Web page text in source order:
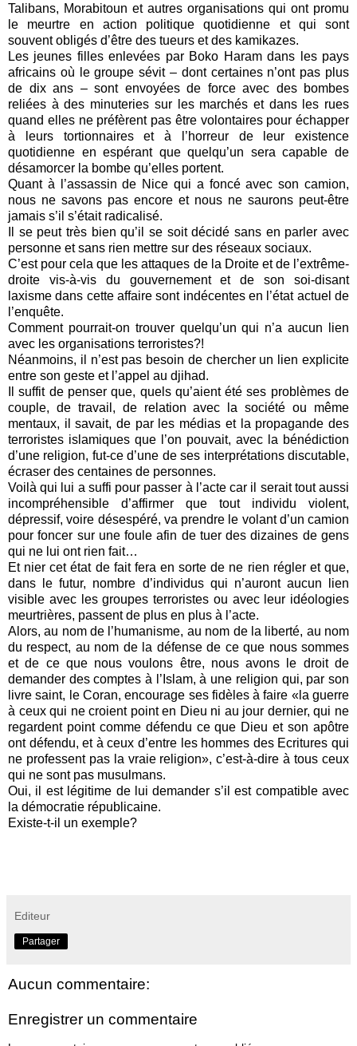
Talibans, Morabitoun et autres organisations qui ont promu
le meurtre en action politique quotidienne et qui sont
souvent obligés d’être des tueurs et des kamikazes.
Les jeunes filles enlevées par Boko Haram dans les pays
africains où le groupe sévit – dont certaines n’ont pas plus
de dix ans – sont envoyées de force avec des bombes
reliées à des minuteries sur les marchés et dans les rues
quand elles ne préfèrent pas être volontaires pour échapper
à leurs tortionnaires et à l’horreur de leur existence
quotidienne en espérant que quelqu’un sera capable de
désamorcer la bombe qu’elles portent.
Quant à l’assassin de Nice qui a foncé avec son camion,
nous ne savons pas encore et nous ne saurons peut-être
jamais s’il s’était radicalisé.
Il se peut très bien qu’il se soit décidé sans en parler avec
personne et sans rien mettre sur des réseaux sociaux.
C’est pour cela que les attaques de la Droite et de l’extrême-
droite vis-à-vis du gouvernement et de son soi-disant
laxisme dans cette affaire sont indécentes en l’état actuel de
l’enquête.
Comment pourrait-on trouver quelqu’un qui n’a aucun lien
avec les organisations terroristes?!
Néanmoins, il n’est pas besoin de chercher un lien explicite
entre son geste et l’appel au djihad.
Il suffit de penser que, quels qu’aient été ses problèmes de
couple, de travail, de relation avec la société ou même
mentaux, il savait, de par les médias et la propagande des
terroristes islamiques que l’on pouvait, avec la bénédiction
d’une religion, fut-ce d’une de ses interprétations discutable,
écraser des centaines de personnes.
Voilà qui lui a suffi pour passer à l’acte car il serait tout aussi
incompréhensible d’affirmer que tout individu violent,
dépressif, voire désespéré, va prendre le volant d’un camion
pour foncer sur une foule afin de tuer des dizaines de gens
qui ne lui ont rien fait…
Et nier cet état de fait fera en sorte de ne rien régler et que,
dans le futur, nombre d’individus qui n’auront aucun lien
visible avec les groupes terroristes ou avec leur idéologies
meurtrières, passent de plus en plus à l’acte.
Alors, au nom de l’humanisme, au nom de la liberté, au nom
du respect, au nom de la défense de ce que nous sommes
et de ce que nous voulons être, nous avons le droit de
demander des comptes à l’Islam, à une religion qui, par son
livre saint, le Coran, encourage ses fidèles à faire «la guerre
à ceux qui ne croient point en Dieu ni au jour dernier, qui ne
regardent point comme défendu ce que Dieu et son apôtre
ont défendu, et à ceux d’entre les hommes des Ecritures qui
ne professent pas la vraie religion», c’est-à-dire à tous ceux
qui ne sont pas musulmans.
Oui, il est légitime de lui demander s’il est compatible avec
la démocratie républicaine.
Existe-t-il un exemple?
Editeur
Partager
Aucun commentaire:
Enregistrer un commentaire